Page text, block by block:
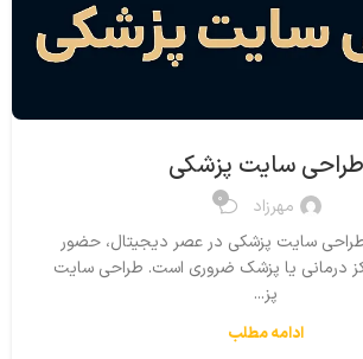
طراحی سایت پزشکی
مهرزاد 0
سایت پزشکی در عصر دیجیتال، حضور
درمانی یا پزشک ضروری است. طراحی سایت
پز...
ادامه مطلب